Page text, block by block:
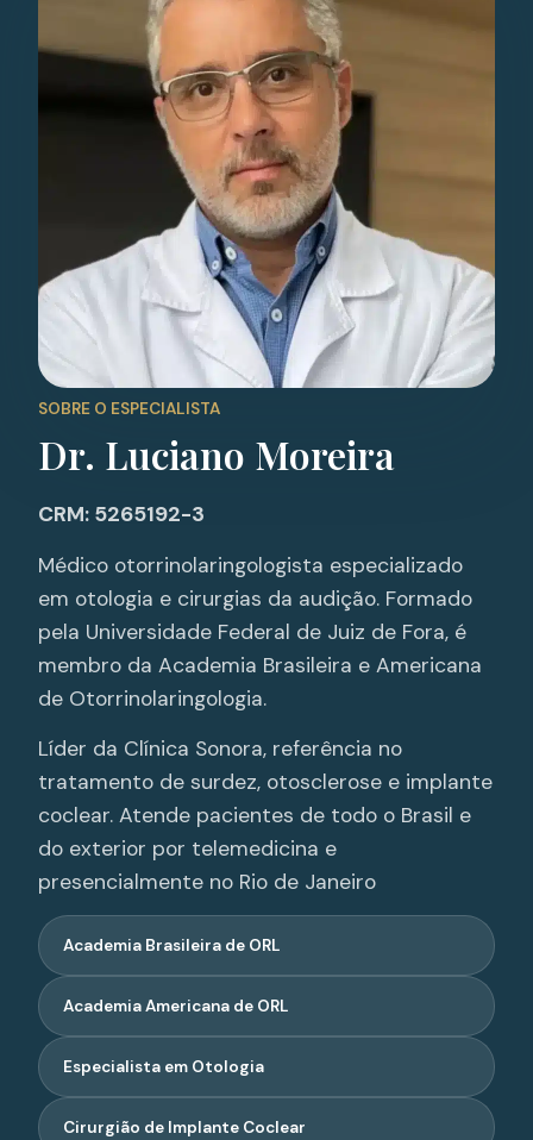
SOBRE O ESPECIALISTA
Dr. Luciano Moreira
CRM: 5265192-3
Médico otorrinolaringologista especializado
em otologia e cirurgias da audição. Formado
pela Universidade Federal de Juiz de Fora, é
membro da Academia Brasileira e Americana
de Otorrinolaringologia.
Líder da Clínica Sonora, referência no
tratamento de surdez, otosclerose e implante
coclear. Atende pacientes de todo o Brasil e
do exterior por telemedicina e
presencialmente no Rio de Janeiro
Academia Brasileira de ORL
Academia Americana de ORL
Especialista em Otologia
Cirurgião de Implante Coclear